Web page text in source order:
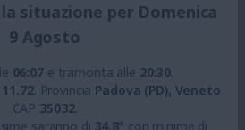
situazione per Domenica
9 Agosto
06:07e tramonta alle 20:30.
11.72. Provincia Padova (PD), Veneto
CAP 35032.
saranno di 34.8° con minime di